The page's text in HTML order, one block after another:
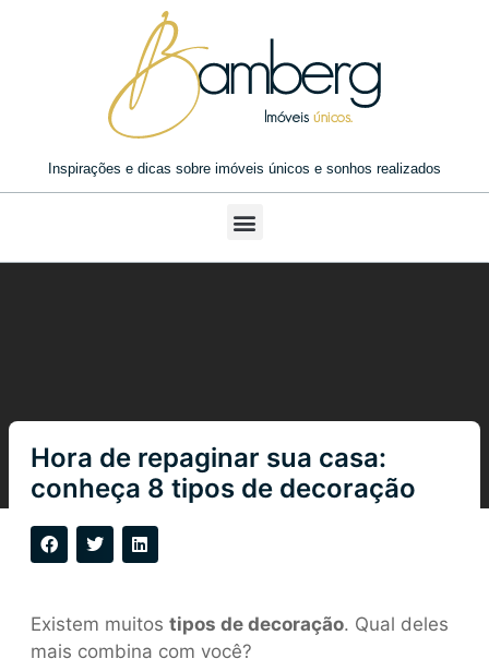
Inspirações e dicas sobre imóveis únicos e sonhos realizados
Hora de repaginar sua casa:
conheça 8 tipos de decoração
Existem muitos tipos de decoração. Qual deles
mais combina com você?